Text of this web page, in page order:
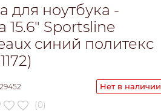
для ноутбука -
15.6" Sportsline
синий политекс
Нет в наличии
(0)